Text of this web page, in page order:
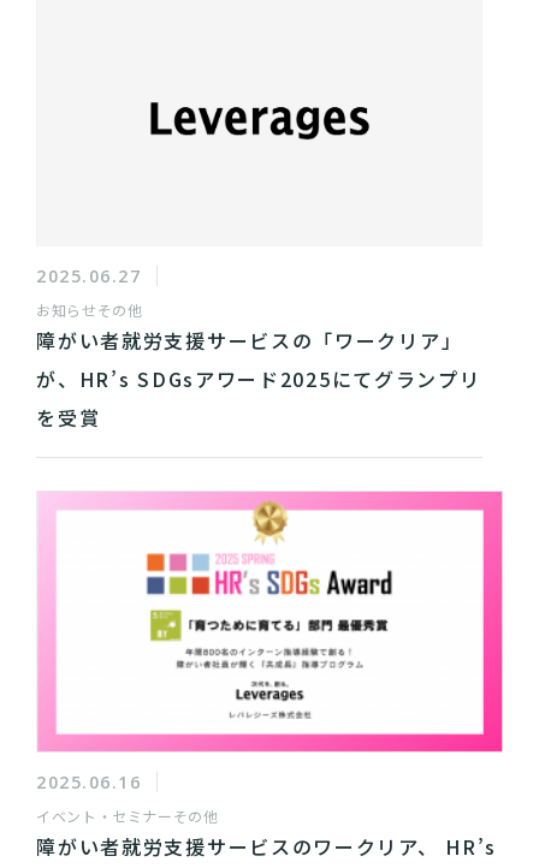
2025.06.27
お知らせその他
障がい者就労支援サービスの「ワークリア」
が、HR’s SDGsアワード2025にてグランプリ
を受賞
2025.06.16
イベント・セミナーその他
障がい者就労支援サービスのワークリア、 HR’s